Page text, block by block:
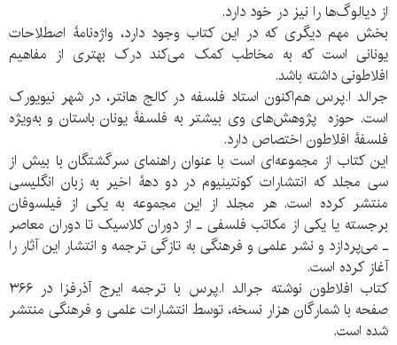
از دیالوگ‌ها را نیز در خود دارد.
بخش مهم دیگری که در این کتاب وجود دارد، واژه‌نامۀ اصطلاحات
یونانی است که به مخاطب کمک می‌کند درک بهتری از مفاهیم
افلاطونی داشته باشد.
جرالد ا.پرس هم‌اکنون استاد فلسفه در کالج هانتر، در شهر نیویورک
است. حوزه پژوهش‌های وی بیشتر به فلسفۀ یونان باستان و به‌ویژه
فلسفۀ افلاطون اختصاص دارد.
این کتاب از مجموعه‌ای است با عنوان راهنمای سرگشتگان با بیش از
سی مجلد که انتشارات کونتینیوم در دو دهۀ اخیر به زبان انگلیسی
منتشر کرده است. هر مجلد از این مجموعه به یکی از فیلسوفان
برجسته یا یکی از مکاتب فلسفی ـ از دوران کلاسیک تا دوران معاصر
ـ می‌پردازد و نشر علمی و فرهنگی به تازگی ترجمه و انتشار این آثار را
آغاز کرده است.
کتاب افلاطون نوشته جرالد ا.پرس با ترجمه ایرج آذرفزا در ۳۶۶
صفحه با شمارگان هزار نسخه، توسط انتشارات علمی و فرهنگی منتشر
شده است.